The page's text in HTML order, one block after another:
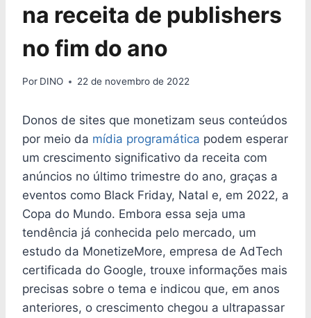
na receita de publishers
no fim do ano
Por DINO 22 de novembro de 2022
Donos de sites que monetizam seus conteúdos
por meio da mídia programática podem esperar
um crescimento significativo da receita com
anúncios no último trimestre do ano, graças a
eventos como Black Friday, Natal e, em 2022, a
Copa do Mundo. Embora essa seja uma
tendência já conhecida pelo mercado, um
estudo da MonetizeMore, empresa de AdTech
certificada do Google, trouxe informações mais
precisas sobre o tema e indicou que, em anos
anteriores, o crescimento chegou a ultrapassar